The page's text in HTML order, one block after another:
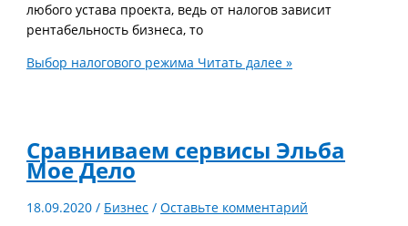
любого устава проекта, ведь от налогов зависит
рентабельность бизнеса, то
Выбор налогового режима Читать далее »
Сравниваем сервисы Эльба
Мое Дело
18.09.2020/ Бизнес /Оставьте комментарий